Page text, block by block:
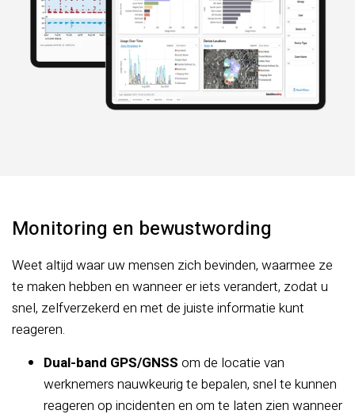
Monitoring en bewustwording
Weet altijd waar uw mensen zich bevinden, waarmee ze
te maken hebben en wanneer er iets verandert, zodat u
snel, zelfverzekerd en met de juiste informatie kunt
reageren.
Dual-band GPS/GNSS om de locatie van
werknemers nauwkeurig te bepalen, snel te kunnen
reageren op incidenten en om te laten zien wanneer